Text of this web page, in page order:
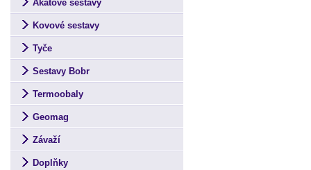
Akátové sestavy
Kovové sestavy
Tyče
Sestavy Bobr
Termoobaly
Geomag
Závaží
Doplňky